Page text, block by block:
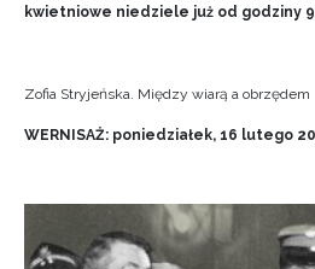
kwietniowe niedziele już od godziny
Zofia Stryjeńska. Między wiarą a obrzędem
WERNISAŻ: poniedziałek, 16 lutego